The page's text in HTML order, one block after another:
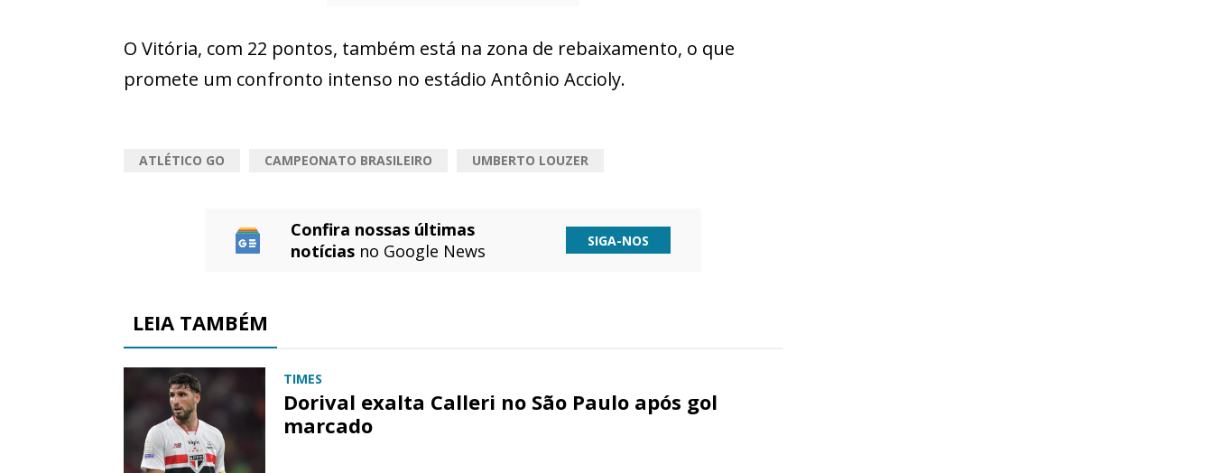
O Vitória, com 22 pontos, também está na zona de rebaixamento, o que
promete um confronto intenso no estádio Antônio Accioly.
ATLÉTICO GO CAMPEONATO BRASILEIRO UMBERTO LOUZER
Confira nossas últimas
notícias no Google News SIGA-NOS
LEIA TAMBÉM
TIMES
Dorival exalta Calleri no São Paulo após gol
marcado